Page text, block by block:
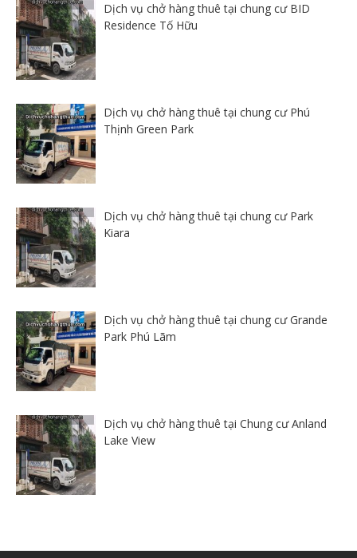
Dịch vụ chở hàng thuê tại chung cư BID
Residence Tố Hữu
Dịch vụ chở hàng thuê tại chung cư Phú
Thịnh Green Park
Dịch vụ chở hàng thuê tại chung cư Park
Kiara
Dịch vụ chở hàng thuê tại chung cư Grande
Park Phú Lãm
Dịch vụ chở hàng thuê tại Chung cư Anland
Lake View